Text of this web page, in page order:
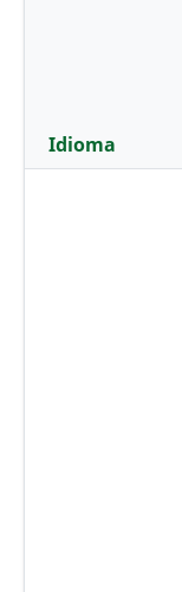
Idioma